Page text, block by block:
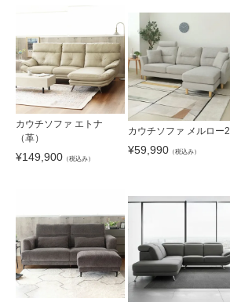
カウチソファ エトナ
（革）
¥149,900 （税込み）
カウチソファ メルロー2
¥59,990 （税込み）